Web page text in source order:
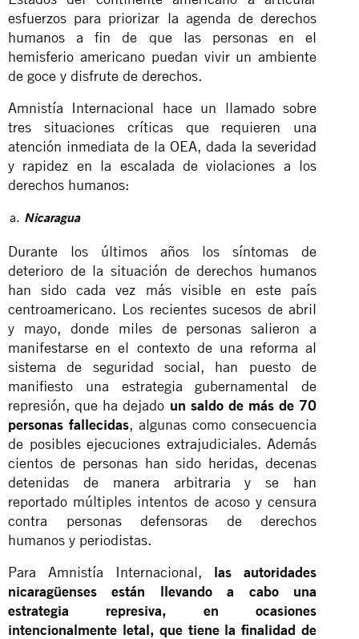
esfuerzos para priorizar la agenda de derechos
humanos a fin de que las personas en el
hemisferio americano puedan vivir un ambiente
de goce y disfrute de derechos.
Amnistía Internacional hace un llamado sobre
tres situaciones críticas que requieren una
atención inmediata de la OEA, dada la severidad
y rapidez en la escalada de violaciones a los
derechos humanos:
Nicaragua
Durante los últimos años los síntomas de
deterioro de la situación de derechos humanos
han sido cada vez más visible en este país
centroamericano. Los recientes sucesos de abril
y mayo, donde miles de personas salieron a
manifestarse en el contexto de una reforma al
sistema de seguridad social, han puesto de
manifiesto una estrategia gubernamental de
represión, que ha dejado un saldo de más de 70
personas fallecidas, algunas como consecuencia
de posibles ejecuciones extrajudiciales. Además
cientos de personas han sido heridas, decenas
detenidas de manera arbitraria y se han
reportado múltiples intentos de acoso y censura
contra personas defensoras de derechos
humanos y periodistas.
Para Amnistía Internacional, las autoridades
nicaragüenses están llevando a cabo una
estrategia represiva, en ocasiones
intencionalmente letal, que tiene la finalidad de